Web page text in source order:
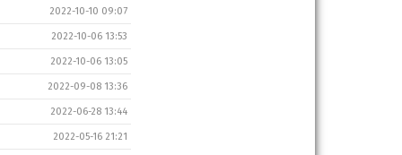
2022-10-10 09:07
2022-10-06 13:53
2022-10-06 13:05
2022-09-08 13:36
2022-06-28 13:44
2022-05-16 21:21